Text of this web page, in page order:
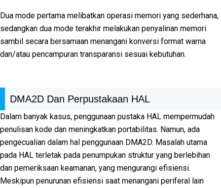
Dua mode pertama melibatkan operasi memori yang sederhana,
sedangkan dua mode terakhir melakukan penyalinan memori
sambil secara bersamaan menangani konversi format warna
dan/atau pencampuran transparansi sesuai kebutuhan.
DMA2D Dan Perpustakaan HAL
Dalam banyak kasus, penggunaan pustaka HAL mempermudah
penulisan kode dan meningkatkan portabilitas. Namun, ada
pengecualian dalam hal penggunaan DMA2D. Masalah utama
pada HAL terletak pada penumpukan struktur yang berlebihan
dan pemeriksaan keamanan, yang mengurangi efisiensi.
Meskipun penurunan efisiensi saat menangani periferal lain